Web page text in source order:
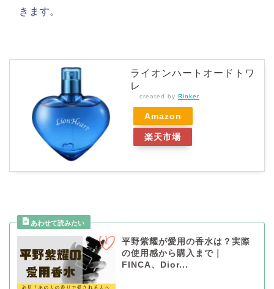
きます。
ライオンハートオードトワ
レ
created by Rinker
Amazon
楽天市場
平野紫耀が愛用の香水は？実際
の使用感から購入まで｜
FINCA、Dior...